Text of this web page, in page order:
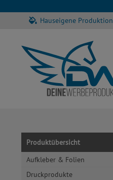
Hauseigene Produktion
Produktübersicht
Aufkleber & Folien
Druckprodukte